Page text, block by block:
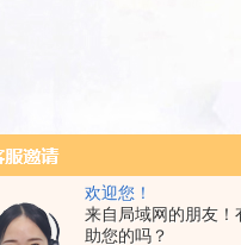
欢迎您！
来自局域网的朋友！
助您的吗？